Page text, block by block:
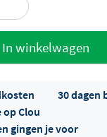
In winkelwagen
30 dagen
op Clou
gingen je voor